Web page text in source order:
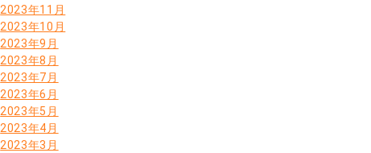
2023年11月
2023年10月
2023年9月
2023年8月
2023年7月
2023年6月
2023年5月
2023年4月
2023年3月